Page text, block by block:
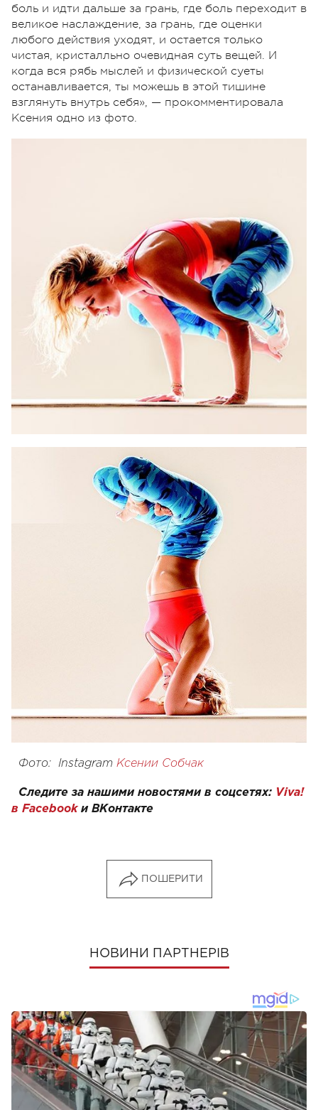
боль и идти дальше за грань, где боль переходит в
великое наслаждение, за грань, где оценки
любого действия уходят, и остается только
чистая, кристалльно очевидная суть вещей. И
когда вся рябь мыслей и физической суеты
останавливается, ты можешь в этой тишине
взглянуть внутрь себя», — прокомментировала
Ксения одно из фото.
Фото: Instagram Ксении Собчак
Следите за нашими новостями в соцсетях: Viva!
в Facebook и ВКонтакте
ПОШЕРИТИ
НОВИНИ ПАРТНЕРІВ